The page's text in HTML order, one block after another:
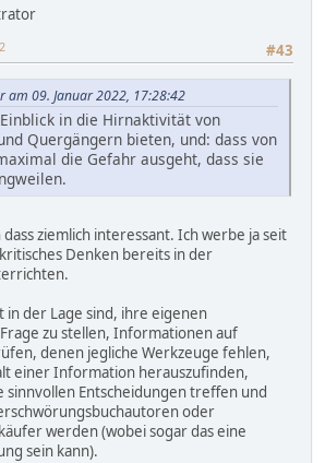
#43
am 09. Januar 2022, 17:28:42
in die Hirnaktivität von
Quergängern bieten, und: dass von
die Gefahr ausgeht, dass sie
dass ziemlich interessant. Ich werbe ja seit
Denken bereits in der
in der Lage sind, ihre eigenen
zu stellen, Informationen auf
denen jegliche Werkzeuge fehlen,
einer Information herauszufinden,
sinnvollen Entscheidungen treffen und
oder
werden (wobei sogar das eine
sein kann).